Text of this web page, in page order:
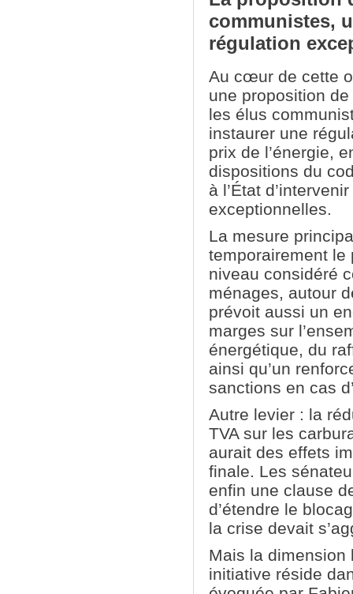
communistes,
régulation
Au cœur de cette
une proposition
les élus
instaurer une
prix de l’énergie,
dispositions du
à l’État
exceptionnelles.
La mesure
temporairement le
niveau considéré
ménages, autour
prévoit aussi un
marges sur
énergétique, du
ainsi qu’un
sanctions en cas
Autre levier : la
TVA sur les
aurait des effets
finale. Les
enfin une clause
d’étendre le
la crise devait
Mais la dimension
initiative réside